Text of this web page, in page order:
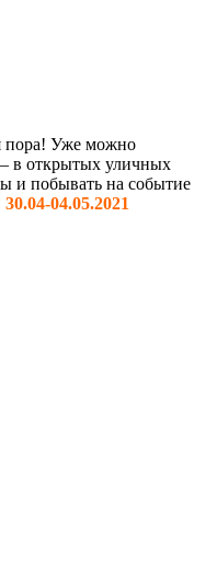
пора! Уже можно
в открытых уличных
и побывать на событие
30.04-04.05.2021